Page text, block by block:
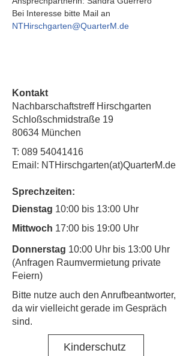
Bei Interesse bitte Mail an
NTHirschgarten@QuarterM.de
Kontakt
Nachbarschaftstreff Hirschgarten
Schloßschmidstraße 19
80634 München
T: 089 54041416
Email: NTHirschgarten(at)QuarterM.de
Sprechzeiten:
Dienstag 10:00 bis 13:00 Uhr
Mittwoch 17:00 bis 19:00 Uhr
Donnerstag 10:00 Uhr bis 13:00 Uhr
(Anfragen Raumvermietung private
Feiern)
​Bitte nutze auch den Anrufbeantworter,
da wir vielleicht gerade im Gespräch
sind.
Kinderschutz